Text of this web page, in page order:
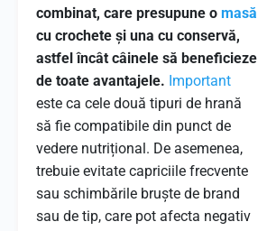
combinat, care presupune o masă
cu crochete și una cu conservă,
astfel încât câinele să beneficieze
de toate avantajele. Important
este ca cele două tipuri de hrană
să fie compatibile din punct de
vedere nutrițional. De asemenea,
trebuie evitate capriciile frecvente
sau schimbările bruște de brand
sau de tip, care pot afecta negativ